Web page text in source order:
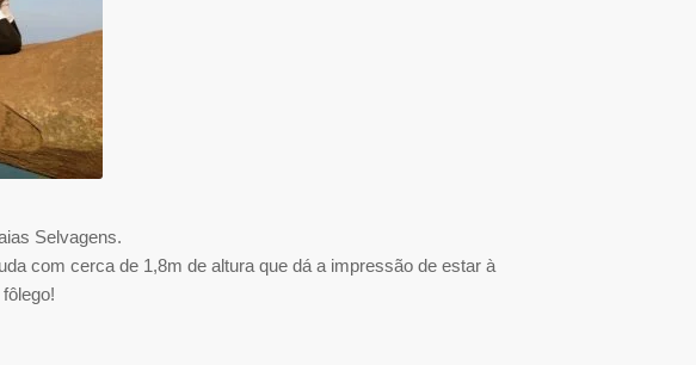
Selvagens.
com cerca de 1,8m de altura que dá a impressão de estar à